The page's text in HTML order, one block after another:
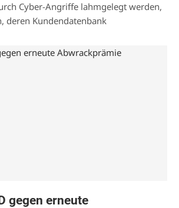
Cyber-Angriffe lahmgelegt werden,
deren Kundendatenbank
gegen erneute